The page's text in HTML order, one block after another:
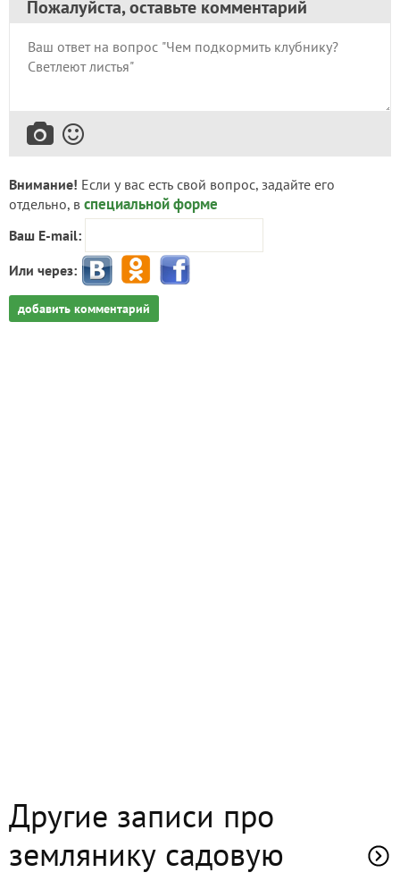
Пожалуйста, оставьте комментарий
Внимание! Если у вас есть свой вопрос, задайте его
отдельно, в специальной форме
Ваш E-mail:
Или через:
добавить комментарий
Другие записи про
землянику садовую